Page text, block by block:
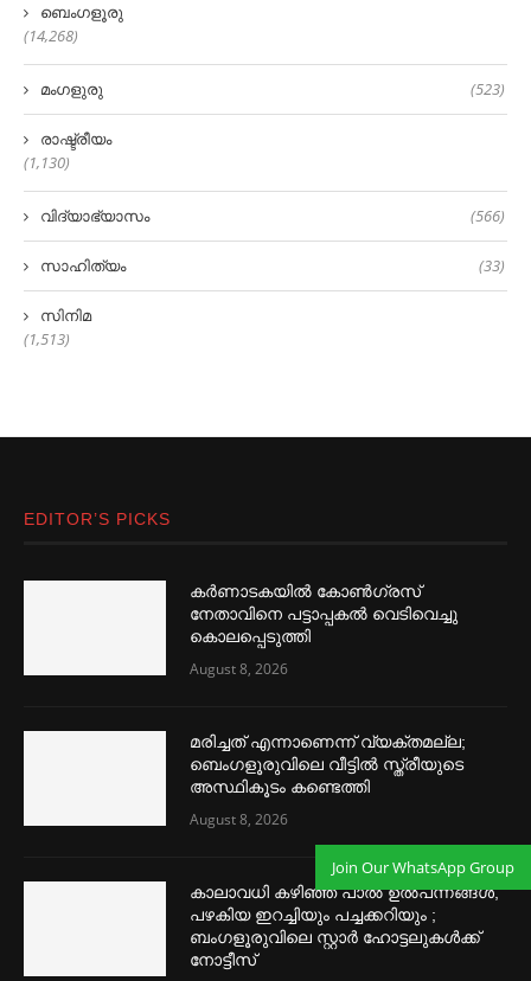
ബെംഗളൂരു
(14,268)
മംഗളുരു (523)
രാഷ്ട്രീയം
(1,130)
വിദ്യാഭ്യാസം (566)
സാഹിത്യം (33)
സിനിമ
(1,513)
EDITOR’S PICKS
കര്‍ണാടകയില്‍ കോണ്‍ഗ്രസ്
നേതാവിനെ പട്ടാപ്പകല്‍ വെടിവെച്ചു
കൊലപ്പെടുത്തി
August 8, 2026
മരിച്ചത് എന്നാണെന്ന് വ്യക്തമല്ല;
ബെംഗളൂരുവിലെ വീട്ടില്‍ സ്ത്രീയുടെ
അസ്ഥികൂടം കണ്ടെത്തി
August 8, 2026
കാലാവധി കഴിഞ്ഞ പാല്‍ ഉല്‍പന്നങ്ങള്‍,
പഴകിയ ഇറച്ചിയും പച്ചക്കറിയും ;
ബംഗളൂരുവിലെ സ്റ്റാര്‍ ഹോട്ടലുകള്‍ക്ക്
നോട്ടീസ്
Join Our WhatsApp Group